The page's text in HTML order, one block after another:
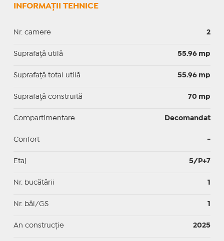
INFORMAȚII TEHNICE
Nr. camere 2
Suprafaţă utilă 55.96 mp
Suprafaţă total utilă 55.96 mp
Suprafaţă construită 70 mp
Compartimentare Decomandat
Confort -
Etaj 5/P+7
Nr. bucătării 1
Nr. băi/GS 1
An construcție 2025